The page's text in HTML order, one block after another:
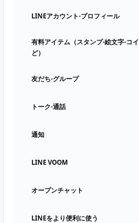
LINEアカウント⋅プロフィール
有料アイテム（スタンプ⋅絵文字⋅コ
ど）
友だち⋅グループ
トーク⋅通話
通知
LINE VOOM
オープンチャット
LINEをより便利に使う